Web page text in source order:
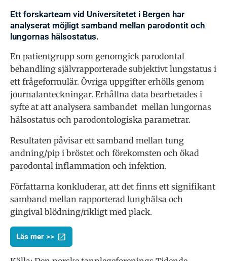
Ett forskarteam vid Universitetet i Bergen har
analyserat möjligt samband mellan parodontit och
lungornas hälsostatus.
En patientgrupp som genomgick parodontal
behandling självrapporterade subjektivt lungstatus i
ett frågeformulär. Övriga uppgifter erhölls genom
journalanteckningar. Erhållna data bearbetades i
syfte at att analysera sambandet mellan lungornas
hälsostatus och parodontologiska parametrar.
Resultaten påvisar ett samband mellan tung
andning/pip i bröstet och förekomsten och ökad
parodontal inflammation och infektion.
Författarna konkluderar, att det finns ett signifikant
samband mellan rapporterad lunghälsa och
gingival blödning/rikligt med plack.
Läs mer >>